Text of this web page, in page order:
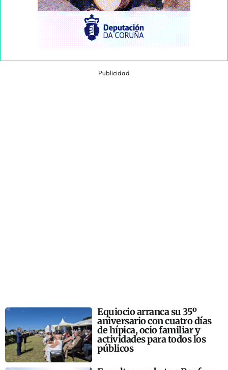
Publicidad
Equiocio arranca su 35º
aniversario con cuatro días
de hípica, ocio familiar y
actividades para todos los
públicos